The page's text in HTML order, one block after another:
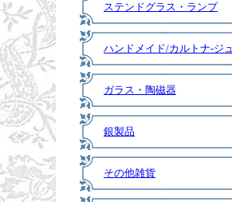
ステンドグラス・ランプ
ハンドメイド/カルトナ-ジュ
ガラス・陶磁器
銀製品
その他雑貨